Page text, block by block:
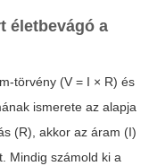
életbevágó a
törvény (V = I × R) és
ismerete az alapja
(R), akkor az áram (I)
Mindig számold ki a